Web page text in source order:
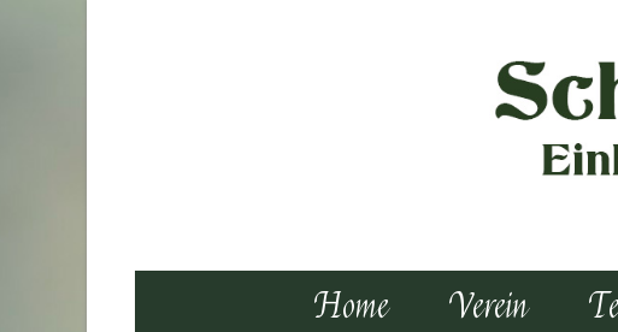
Home Verein